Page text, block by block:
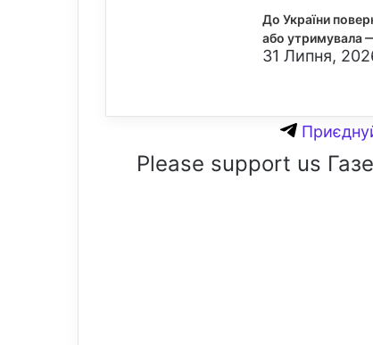
До України
або утримувала
31 Липня,
Please support us